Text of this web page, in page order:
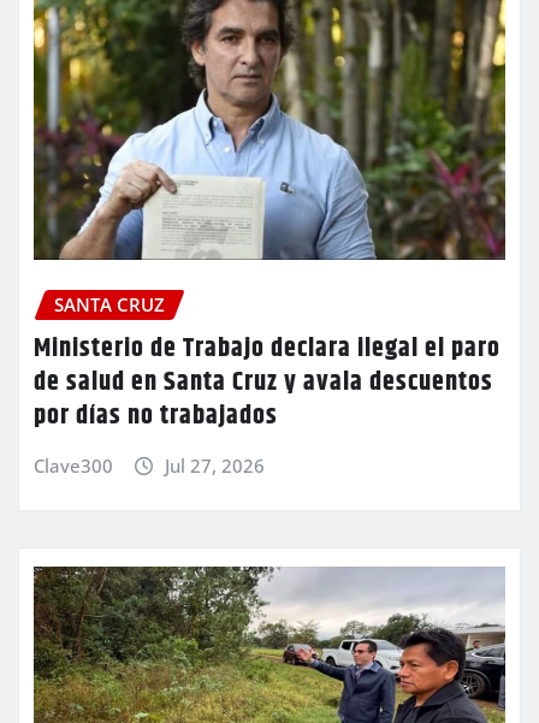
SANTA CRUZ
Ministerio de Trabajo declara ilegal el paro
de salud en Santa Cruz y avala descuentos
por días no trabajados
Clave300 Jul 27, 2026